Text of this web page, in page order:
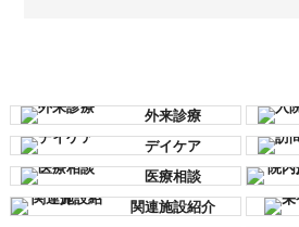
外来診療
デイケア
医療相談
関連施設紹介